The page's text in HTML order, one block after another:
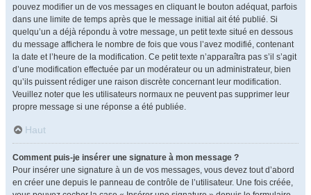
pouvez modifier un de vos messages en cliquant le bouton adéquat, parfois
dans une limite de temps après que le message initial ait été publié. Si
quelqu’un a déjà répondu à votre message, un petit texte situé en dessous
du message affichera le nombre de fois que vous l’avez modifié, contenant
la date et l’heure de la modification. Ce petit texte n’apparaîtra pas s’il s’agit
d’une modification effectuée par un modérateur ou un administrateur, bien
qu’ils puissent rédiger une raison discrète concernant leur modification.
Veuillez noter que les utilisateurs normaux ne peuvent pas supprimer leur
propre message si une réponse a été publiée.
Haut
Comment puis-je insérer une signature à mon message ?
Pour insérer une signature à un de vos messages, vous devez tout d’abord
en créer une depuis le panneau de contrôle de l’utilisateur. Une fois créée,